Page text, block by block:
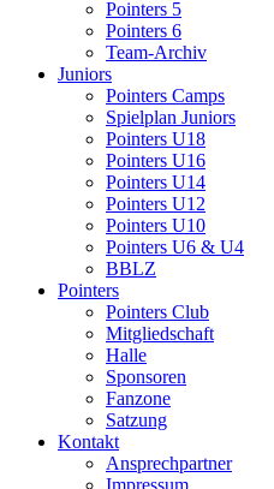
Pointers 5
Pointers 6
Team-Archiv
Juniors
Pointers Camps
Spielplan Juniors
Pointers U18
Pointers U16
Pointers U14
Pointers U12
Pointers U10
Pointers U6 & U4
BBLZ
Pointers
Pointers Club
Mitgliedschaft
Halle
Sponsoren
Fanzone
Satzung
Kontakt
Ansprechpartner
Impressum